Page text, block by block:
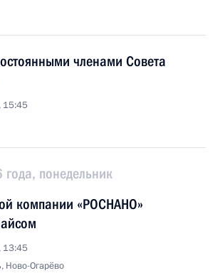
членами Совета
15:45
понедельник
компании «РОСНАНО»
13:45
Ново-Огарёво